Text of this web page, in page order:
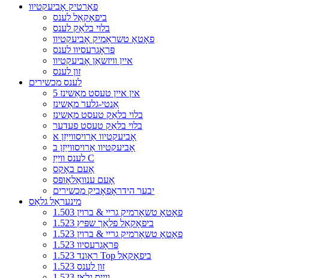
פאַרטיק אָביעקטיוו
ביפאָקאַל לענס
בלוי בלאַק לענס
פאָטאָ טשראָמיק אָביעקטיוו
פּראָגרעסיוו לענס
איין וויזשאַן אָביעקטיוו
זון לענס
לענס מכשירים
5 אין איין טעסט מאַשינז
אַנטי-גלער מאַשינז
בלוי בלאַק טעסט מאַשינז
בלוי בלאַק טעסט פעדער
אָביעקטיוו אַרויסווייַזן א
אָביעקטיוו אַרויסווייַזן ב
לענס ווייַז C
אָעם באָקס
אָעם ענוואַלאָופּס
יבער הידראָפאָביק מכשירים
מינעראַל גלאַס
1.503 פאָטאָ טשאָרמיק גריי & ברוין
1.523 ביפאָקאַל פלאַך שפּיץ
1.523 פאָטאָ טשאָרמיק גריי & ברוין
1.523 פּראָגרעסיוו
1.523 ראָונד Top ביפאָקאַל
1.523 זון לענס